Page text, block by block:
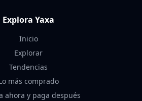
Explora Yaxa
Inicio
Explorar
Tendencias
más comprado
ahora y paga después